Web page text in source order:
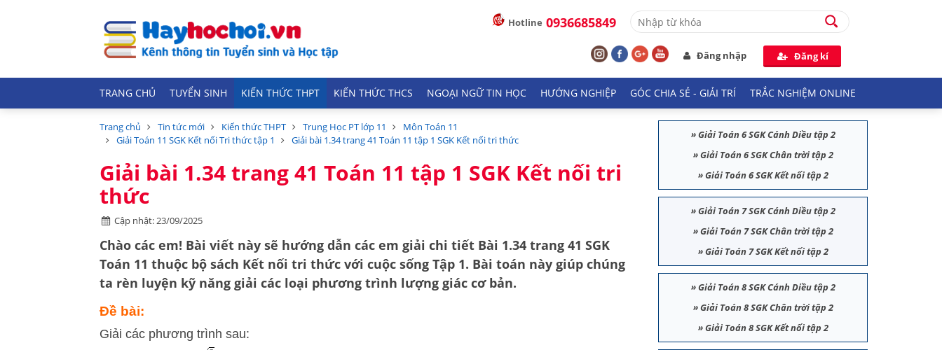
Hotline 0936685849
Đăng nhập Đăng kí
TRANG CHỦ TUYỂN SINH KIẾN THỨC THPT KIẾN THỨC THCS NGOẠI NGỮ TIN HỌC HƯỚNG NGHIỆP GÓC CHIA SẺ - GIẢI TRÍ TRẮC NGHIỆM ONLINE
Trang chủ Tin tức mới Kiến thức THPT Trung Học PT lớp 11
Môn Toán 11
Giải Toán 11 SGK Kết nối Tri thức tập 1
Giải bài 1.34 trang 41 Toán 11 tập 1 SGK Kết nối tri thức
Giải bài 1.34 trang 41 Toán 11 tập 1 SGK Kết nối tri
thức
Cập nhật: 23/09/2025
Chào các em! Bài viết này sẽ hướng dẫn các em giải chi tiết Bài 1.34 trang 41 SGK
Toán 11 thuộc bộ sách Kết nối tri thức với cuộc sống Tập 1. Bài toán này giúp chúng
ta rèn luyện kỹ năng giải các loại phương trình lượng giác cơ bản.
Đề bài:
Giải các phương trình sau:
»Giải Toán 6 SGK Cánh Diều tập 2
»Giải Toán 6 SGK Chân trời tập 2
»Giải Toán 6 SGK Kết nối tập 2
»Giải Toán 7 SGK Cánh Diều tập 2
»Giải Toán 7 SGK Chân trời tập 2
»Giải Toán 7 SGK Kết nối tập 2
»Giải Toán 8 SGK Cánh Diều tập 2
»Giải Toán 8 SGK Chân trời tập 2
»Giải Toán 8 SGK Kết nối tập 2